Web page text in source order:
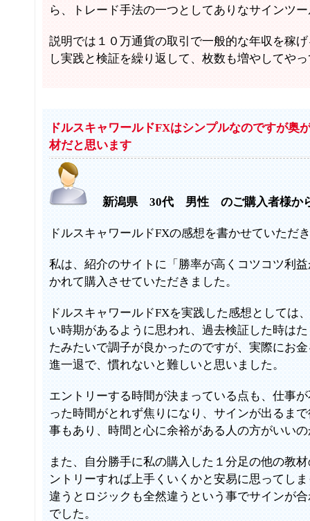
ら、トレード手法の一つとしてありなサインツ
説明では１０万通貨の取引で一般的な年収を稼
し実践と検証を繰り返して、枚数も増やしてや
ドルスキャワールドFXはシンプルなのですが奥
材だと思います
新潟県 30代 男性 のご購入者様か
ドルスキャワールドFXの感想を書かせていただ
私は、紹介のサイトに「勝率が高くコツコツ利
かれて購入させていただきました。
ドルスキャワールドFXを実践した感想としては
い時期があるように思われ、過去検証した時は
たみたいで調子が良かったのですが、実際にお
進一退で、慣れないと難しいと思いました。
エントリーする時間が決まっている点も、仕事
った時間がとれず焦りになり、サインが出るま
事もあり、時間と心に余裕がある人の方がいい
また、自分勝手に私の購入した１分足の他の教
ントリーすれば上手くいくかと安易に思ってし
違うとロジックも全然違うという事でサインが
でした。